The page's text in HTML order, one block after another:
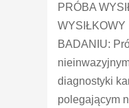
PRÓBA
WYSIŁKOWY
BADANIU:
diagnostyki
polegającym